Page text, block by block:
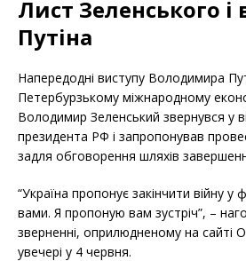
Лист Зеленського і
Путіна
Напередодні виступу Володимира
Петербурзькому міжнародному
Володимир Зеленський звернувся у
президента РФ і запропонував
задля обговорення шляхів
“Україна пропонує закінчити війну у
вами. Я пропоную вам зустріч”, –
зверненні, оприлюдненому на сайті
увечері у 4 червня.